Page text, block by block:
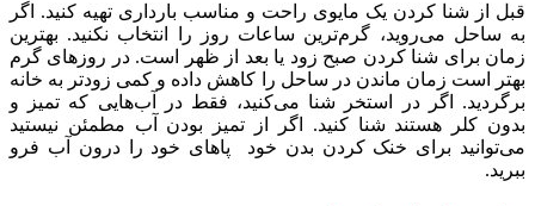
قبل از شنا کردن یک مایوی راحت و مناسب بارداری تهیه کنید. اگر
به ساحل می‌روید، گرم‌ترین ساعات روز را انتخاب نکنید. بهترین
زمان برای شنا کردن صبح زود یا بعد از ظهر است. در روزهای گرم
بهتر است زمان ماندن در ساحل را کاهش داده و کمی زودتر به خانه
برگردید. اگر در استخر شنا می‌کنید، فقط در آب‌هایی که تمیز و
بدون کلر هستند شنا کنید. اگر از تمیز بودن آب مطمئن نیستید
می‌توانید برای خنک کردن بدن خود پاهای خود را درون آب فرو
ببرید.